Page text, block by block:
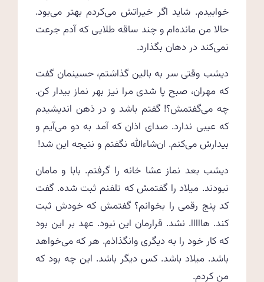
خوابیدم. شاید اگر خیراتش می‌کردم بهتر می‌بود.
حالا من مانده‌ام و چند ساقه طلایی که آدم جرعت
نمی‌کند در دهان بگذارد.
دیشب وقتی سر به بالین گذاشتم، حسینمان گفت
که مهران، صبح پا شدی مرا نیز بهر نماز بیدار کن.
چه می‌گفتمش؟! گفتم باشد و در ذهن اندیشیدم
که عیبی ندارد. صدای اذان که آمد به دو می‌آیم و
بیدارش می‌کنم. ان‌شاءالله نگفتم و نتیجه این شد!
دیشب بعد نماز عشا خانه را گرفتم. بابا و مامان
نبودند. میلاد را گفتمش که تلفنم ثبت شده. گفت
کد پنج رقمی را بخوانم؟ گفتمش که خودش ثبت
کند. هااااا. نشد. قرارمان این نبود. عهد بر این بود
که کار خود را به دیگری وانگذاذم. هر که می‌خواهد
باشد. میلاد باشد. کس دیگر باشد. این چه بود که
من کردم.